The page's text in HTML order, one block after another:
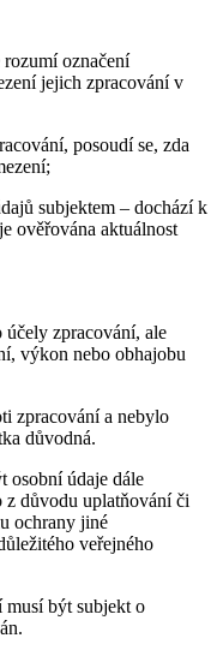
označení
jejich zpracování v
posoudí se, zda
subjektem – dochází k
ověřována aktuálnost
účely zpracování, ale
výkon nebo obhajobu
zpracování a nebylo
důvodná.
osobní údaje dále
z důvodu uplatňování či
ochrany jiné
veřejného
musí být subjekt o